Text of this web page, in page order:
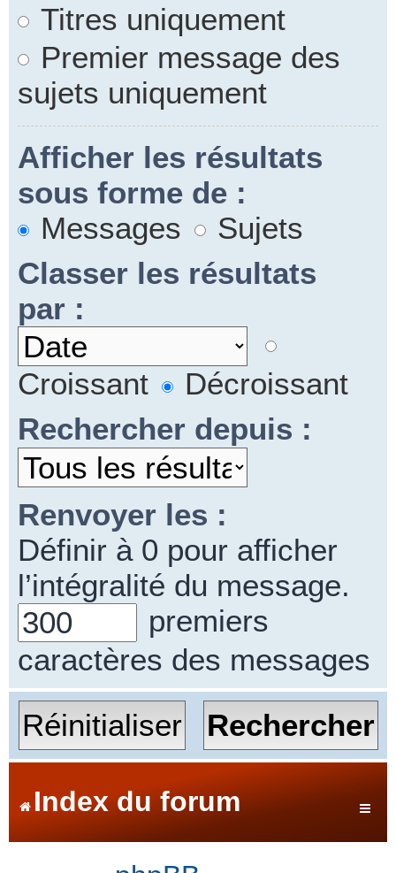
Titres uniquement
Premier message des
sujets uniquement
Afficher les résultats
sous forme de :
Messages
Sujets
Classer les résultats
par :
Croissant
Décroissant
Rechercher depuis :
Renvoyer les :
Définir à 0 pour afficher
l’intégralité du message.
premiers
caractères des messages
Index du forum